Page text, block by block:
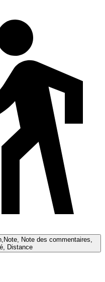
Note des commentaires,
Distance